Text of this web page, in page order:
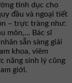
tình dục cho
đầu và ngoại tiết
– trực tràng như:
môn,... Bác sĩ
sẵn sàng giải
khoa, viêm
năng sinh lý cũng
giới.